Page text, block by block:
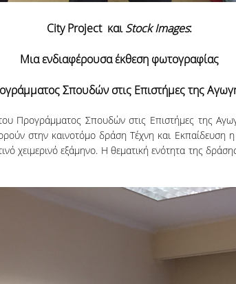
City Project καιStock Images:
Μια ενδιαφέρουσα έκθεση φωτογραφίας
Σπουδών στις Επιστήμες της
Προγράμματος Σπουδών στις Επιστήμες της
στην καινοτόμο δράση Τέχνη και Εκπαίδευση
χειμερινό εξάμηνο. Η θεματική ενότητα της